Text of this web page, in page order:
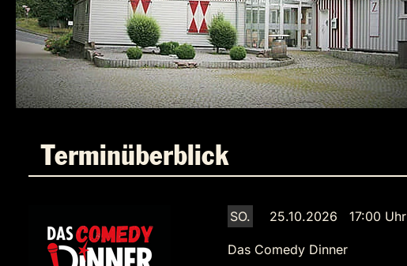
Terminüberblick
SO. 25.10.2026 17:00 Uhr
Das Comedy Dinner